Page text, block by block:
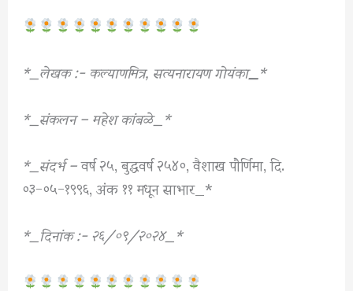
*_लेखक :-कल्याणमित्र, सत्यनारायण गोयंका_*
*_संकलन – महेश कांबळे_*
*_संदर्भ –वर्ष २५, बुद्धवर्ष २५४०, वैशाख पौर्णिमा, दि.
०३-०५-१९९६, अंक ११ मधून साभार_*
*_दिनांक :- २६/०९/२०२४_*